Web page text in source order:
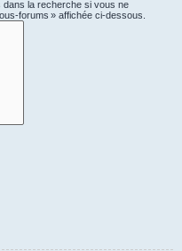
dans la recherche si vous ne
forums » affichée ci-dessous.